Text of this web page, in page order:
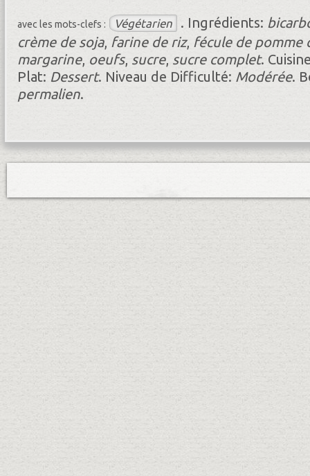
avec les mots-clefs : Végétarien . Ingrédients:
crème de soja, farine de riz, fécule de pomme
margarine, oeufs, sucre, sucre complet.
Plat: Dessert. Niveau de Difficulté: Modérée.
permalien.